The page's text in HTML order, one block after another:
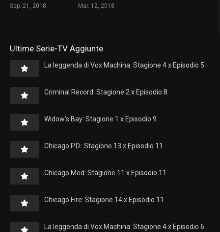
Sep. 21, 2018 Mar. 12, 2018
Ultime Serie-TV Aggiunte
La leggenda di Vox Machina: Stagione 4 x Episodio 5
Criminal Record: Stagione 2 x Episodio 8
Widow’s Bay: Stagione 1 x Episodio 9
Chicago P.D.: Stagione 13 x Episodio 11
Chicago Med: Stagione 11 x Episodio 11
Chicago Fire: Stagione 14 x Episodio 11
La leggenda di Vox Machina: Stagione 4 x Episodio 6